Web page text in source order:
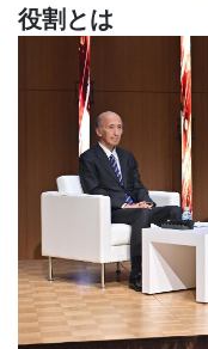
役割とは